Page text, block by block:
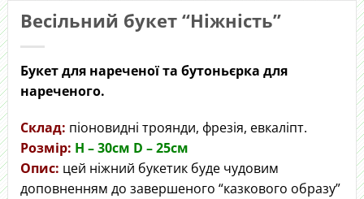
Весільний букет “Ніжність”
Букет для нареченої та бутоньєрка для
нареченого.
Склад: піоновидні троянди, фрезія, евкаліпт.
Розмір: H – 30cм D – 25см
Опис: цей ніжний букетик буде чудовим
доповненням до завершеного “казкового образу”